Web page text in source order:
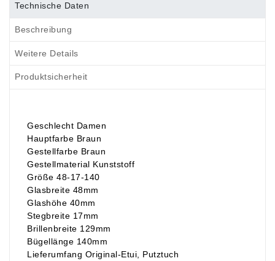
Technische Daten
Beschreibung
Weitere Details
Produktsicherheit
Geschlecht Damen
Hauptfarbe Braun
Gestellfarbe Braun
Gestellmaterial Kunststoff
Größe 48-17-140
Glasbreite 48mm
Glashöhe 40mm
Stegbreite 17mm
Brillenbreite 129mm
Bügellänge 140mm
Lieferumfang Original-Etui, Putztuch